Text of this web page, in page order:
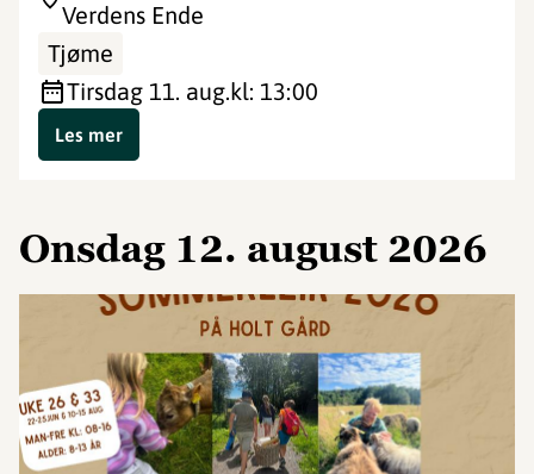
Verdens Ende
Tjøme
tirsdag 11. aug.kl: 13:00
Les mer
onsdag 12. august 2026